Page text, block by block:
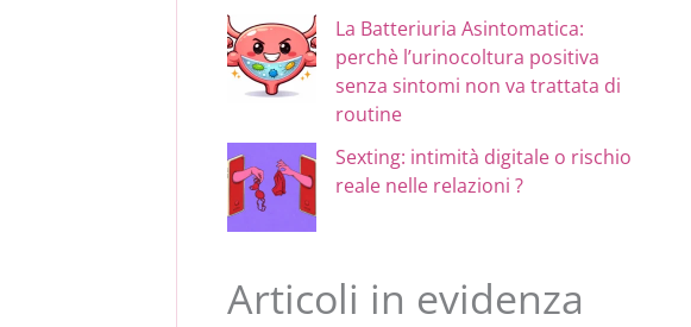
La Batteriuria Asintomatica:
perchè l’urinocoltura positiva
senza sintomi non va trattata di
routine
Sexting: intimità digitale o rischio
reale nelle relazioni ?
Articoli in evidenza